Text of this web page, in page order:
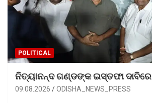
POLITICAL
ନିତ୍ୟାନନ୍ଦ ଗଣ୍ଡଙ୍କ ଇସ୍ତଫା ଦାବିରେ
09.08.2026 ODISHA_NEWS_PRESS